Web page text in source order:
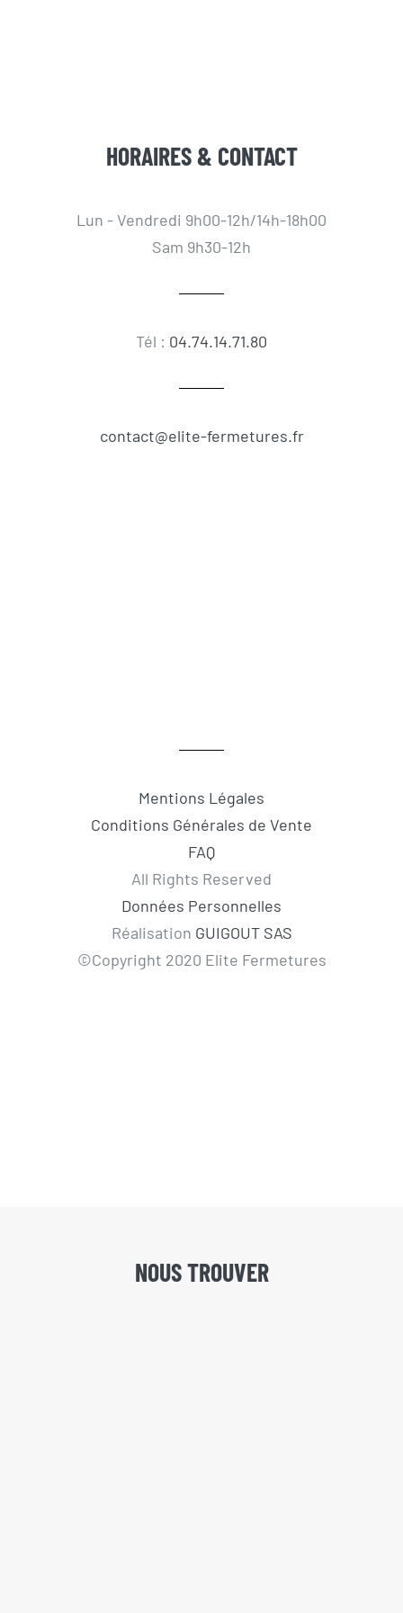
HORAIRES & CONTACT
Lun - Vendredi 9h00-12h/14h-18h00
Sam 9h30-12h
Tél : 04.74.14.71.80
contact@elite-fermetures.fr
Mentions Légales
Conditions Générales de Vente
FAQ
All Rights Reserved
Données Personnelles
Réalisation GUIGOUT SAS
©Copyright 2020 Elite Fermetures
NOUS TROUVER